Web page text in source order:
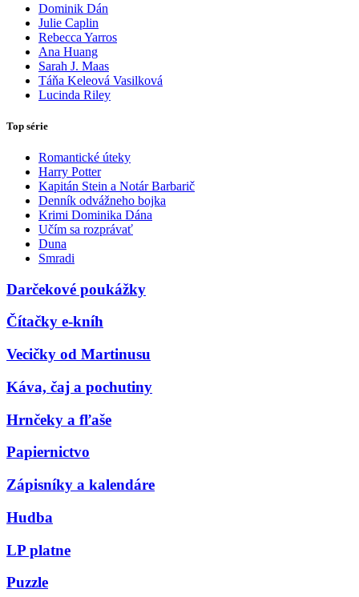
Dominik Dán
Julie Caplin
Rebecca Yarros
Ana Huang
Sarah J. Maas
Táňa Keleová Vasilková
Lucinda Riley
Top série
Romantické úteky
Harry Potter
Kapitán Stein a Notár Barbarič
Denník odvážneho bojka
Krimi Dominika Dána
Učím sa rozprávať
Duna
Smradi
Darčekové poukážky
Čítačky e-kníh
Vecičky od Martinusu
Káva, čaj a pochutiny
Hrnčeky a fľaše
Papiernictvo
Zápisníky a kalendáre
Hudba
LP platne
Puzzle